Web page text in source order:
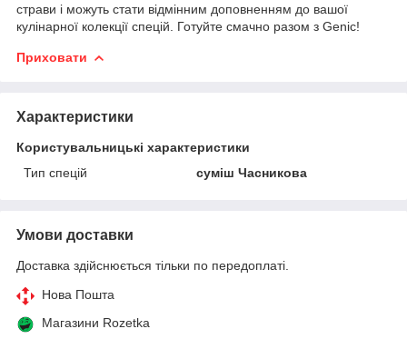
страви і можуть стати відмінним доповненням до вашої
кулінарної колекції спецій. Готуйте смачно разом з Genic!
Приховати
Характеристики
Користувальницькі характеристики
Тип спецій
суміш Часникова
Умови доставки
Доставка здійснюється тільки по передоплаті.
Нова Пошта
Магазини Rozetka